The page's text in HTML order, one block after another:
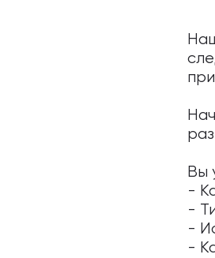
Вы
-
-
-
-